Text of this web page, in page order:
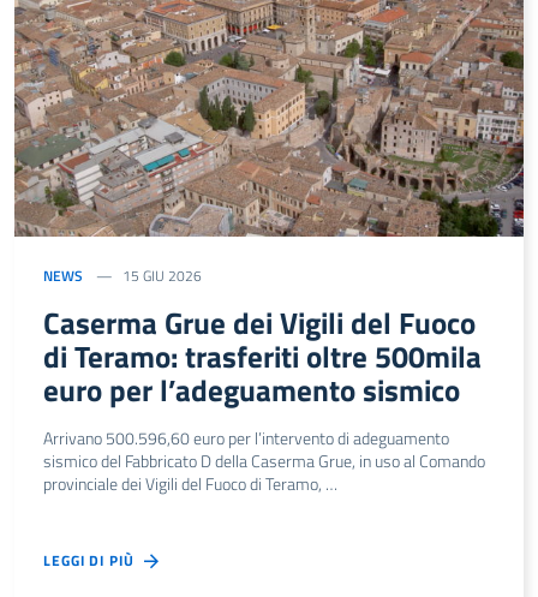
NEWS 15 GIU 2026
Caserma Grue dei Vigili del Fuoco
di Teramo: trasferiti oltre 500mila
euro per l’adeguamento sismico
Arrivano 500.596,60 euro per l’intervento di adeguamento
sismico del Fabbricato D della Caserma Grue, in uso al Comando
provinciale dei Vigili del Fuoco di Teramo, …
LEGGI DI PIÙ